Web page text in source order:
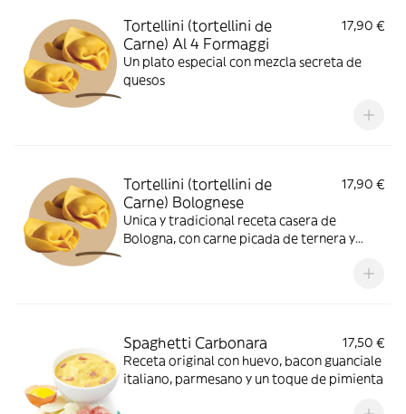
Tortellini (tortellini de
Carne) Al 4 Formaggi
17,90 €
Un plato especial con mezcla secreta de
quesos
Tortellini (tortellini de
Carne) Bolognese
17,90 €
Unica y tradicional receta casera de
Bologna, con carne picada de ternera y
Spaghetti Carbonara
17,50 €
Receta original con huevo, bacon guanciale
italiano, parmesano y un toque de pimienta